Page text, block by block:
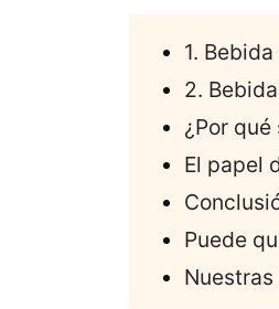
1.
2.
¿Por
El papel
Puede